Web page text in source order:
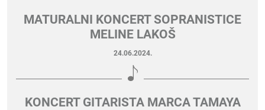
MATURALNI KONCERT SOPRANISTICE
MELINE LAKOŠ
24.06.2024.
KONCERT GITARISTA MARCA TAMAYA